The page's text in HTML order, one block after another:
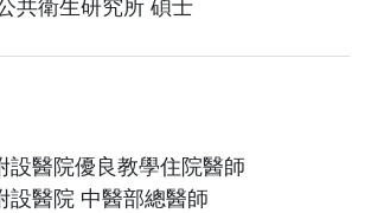
共衛生研究所 碩士
設醫院優良教學住院醫師
設醫院 中醫部總醫師